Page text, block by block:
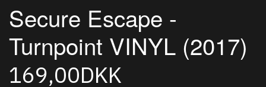
Secure Escape -
Turnpoint VINYL (2017)
169,00DKK